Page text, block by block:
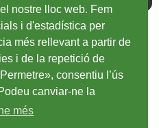
Instagram
Obre
en
una
finestra
Wikiloc
Obre
en
una
finestra
nostre lloc web. Fem
i d'estadística per
més rellevant a partir de
i de la repetició de
consentiu l’ús
canviar-ne la
més